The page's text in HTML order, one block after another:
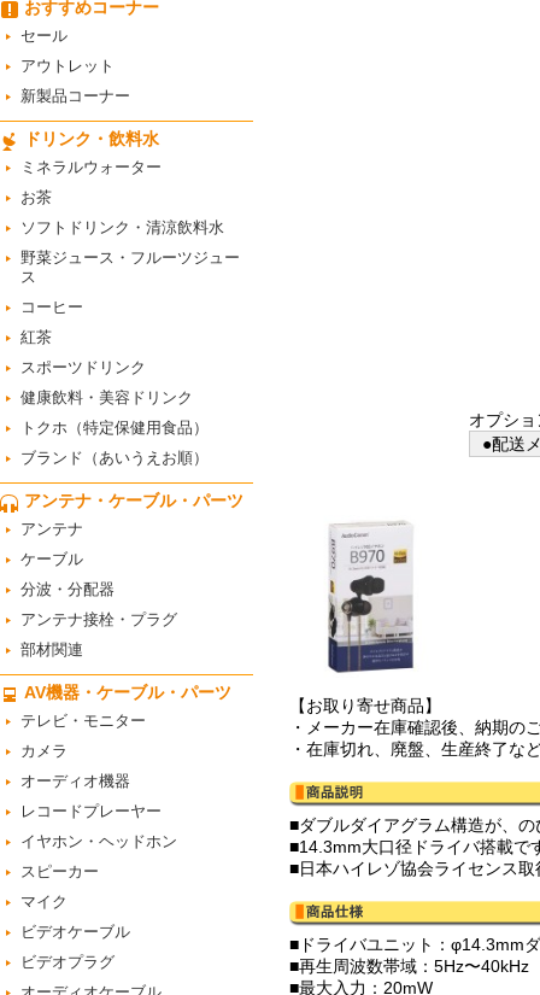
おすすめコーナー
セール
アウトレット
新製品コーナー
ドリンク・飲料水
ミネラルウォーター
お茶
ソフトドリンク・清涼飲料水
野菜ジュース・フルーツジュー
ス
コーヒー
紅茶
スポーツドリンク
健康飲料・美容ドリンク
トクホ（特定保健用食品）
ブランド（あいうえお順）
アンテナ・ケーブル・パーツ
アンテナ
ケーブル
分波・分配器
アンテナ接栓・プラグ
部材関連
AV機器・ケーブル・パーツ
テレビ・モニター
カメラ
オーディオ機器
レコードプレーヤー
イヤホン・ヘッドホン
スピーカー
マイク
ビデオケーブル
ビデオプラグ
オプシ
●配送
【お取り寄せ商品】
・メーカー在庫確認後、納期の
・在庫切れ、廃盤、生産終了な
■ダブルダイアグラム構造が、
■14.3mm大口径ドライバ搭載で
■日本ハイレゾ協会ライセンス
■ドライバユニット：φ14.3mm
■再生周波数帯域：5Hz〜40kHz
■最大入力：20mW